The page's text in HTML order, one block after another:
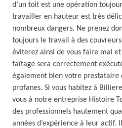
d’un toit est une opération
travailler en hauteur est très
nombreux dangers. Ne prenez
toujours le travail à des
éviterez ainsi de vous faire mal
faîtage sera correctement
également bien votre prestataire
profanes. Si vous habitez à
vous à notre entreprise Histoire
des professionnels hautement
années d’expérience à leur actif.